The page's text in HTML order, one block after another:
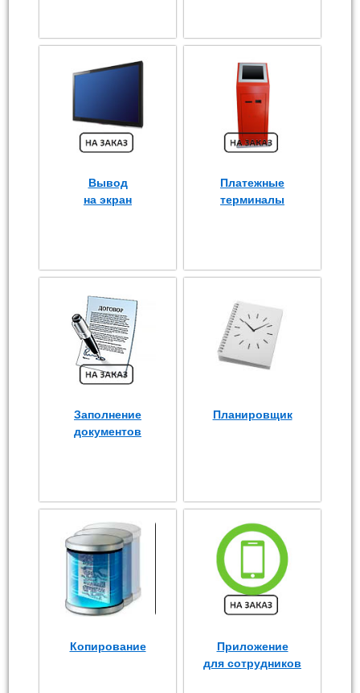
Вывод
на экран
Платежные
терминалы
Заполнение
документов
Планировщик
Копирование
Приложение
для сотрудников